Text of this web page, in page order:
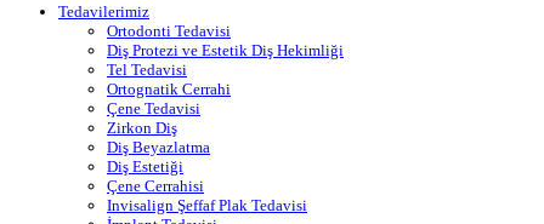
Tedavilerimiz
Ortodonti Tedavisi
Diş Protezi ve Estetik Diş Hekimliği
Tel Tedavisi
Ortognatik Cerrahi
Çene Tedavisi
Zirkon Diş
Diş Beyazlatma
Diş Estetiği
Çene Cerrahisi
Invisalign Şeffaf Plak Tedavisi